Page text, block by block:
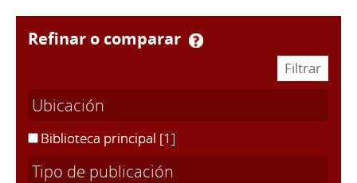
refinar o comparar
Ubicación
Biblioteca principal [1]
Tipo de publicación